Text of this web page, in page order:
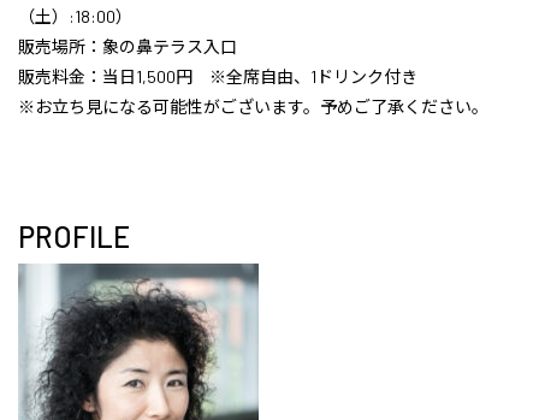
（土）:18:00）
販売場所：象の鼻テラス入口
販売料金：当日1,500円 ※全席自由、1ドリンク付き
※お立ち見になる可能性がございます。予めご了承ください。
PROFILE